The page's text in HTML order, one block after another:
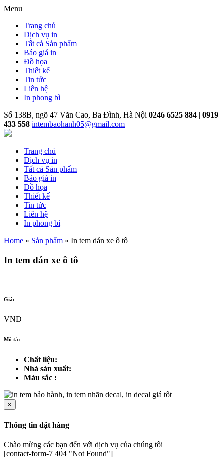
Menu
Trang chủ
Dịch vụ in
Tất cả Sản phẩm
Báo giá in
Đồ họa
Thiết kế
Tin tức
Liên hệ
In phong bì
Số 138B, ngõ 47 Văn Cao, Ba Đình, Hà Nội 0246 6525 884 | 0919
433 558 intembaohanh05@gmail.com
Trang chủ
Dịch vụ in
Tất cả Sản phẩm
Báo giá in
Đồ họa
Thiết kế
Tin tức
Liên hệ
In phong bì
Home » Sản phẩm » In tem dán xe ô tô
In tem dán xe ô tô
Giá:
VNĐ
Mô tả:
Chất liệu:
Nhà sản xuất:
Màu sắc :
×
Thông tin đặt hàng
Chào mừng các bạn đến với dịch vụ của chúng tôi
[contact-form-7 404 "Not Found"]